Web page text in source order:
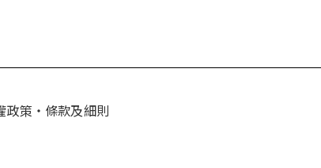
政策・條款及細則